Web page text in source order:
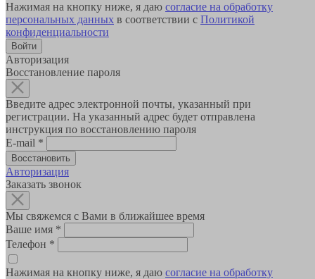
Нажимая на кнопку ниже, я даю согласие на обработку
персональных данных в соответствии с Политикой
конфиденциальности
Авторизация
Восстановление пароля
Введите адрес электронной почты, указанный при
регистрации. На указанный адрес будет отправлена
инструкция по восстановлению пароля
E-mail *
Авторизация
Заказать звонок
Мы свяжемся с Вами в ближайшее время
Ваше имя *
Телефон *
Нажимая на кнопку ниже, я даю согласие на обработку